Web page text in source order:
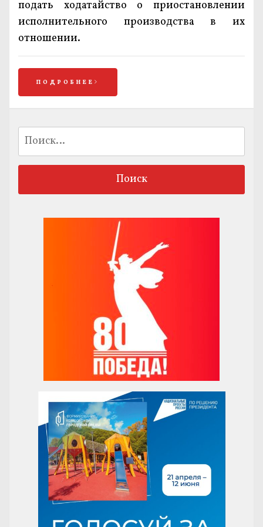
подать ходатайство о приостановлении
исполнительного производства в их
отношении.
ПОДРОБНЕЕ
Найти: